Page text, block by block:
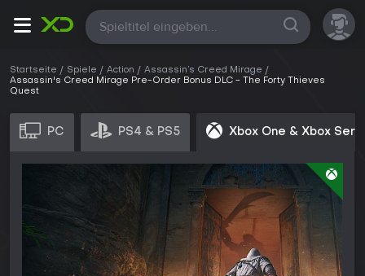
Alle
Startseite Spiele Action
Assassin’s Creed Mirage
Assassin's Creed Mirage Pre-Order Bonus DLC - The Forty Thieves
Quest
PC PS4 & PS5 Xbox One & Xbox